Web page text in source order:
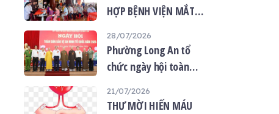
HỢP BỆNH VIỆN MẮT
MẮT MIỄN PHÍ CHO 120
NGƯỜI DÂN
28/07/2026
Phường Long An tổ
chức ngày hội toàn
quốc năm 2026
21/07/2026
THƯ MỜI HIẾN MÁU